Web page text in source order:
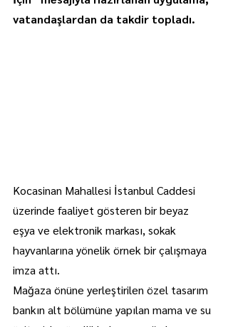
vatandaşlardan da takdir topladı.
Kocasinan Mahallesi İstanbul Caddesi
üzerinde faaliyet gösteren bir beyaz
eşya ve elektronik markası, sokak
hayvanlarına yönelik örnek bir çalışmaya
imza attı.
Mağaza önüne yerleştirilen özel tasarım
bankın alt bölümüne yapılan mama ve su